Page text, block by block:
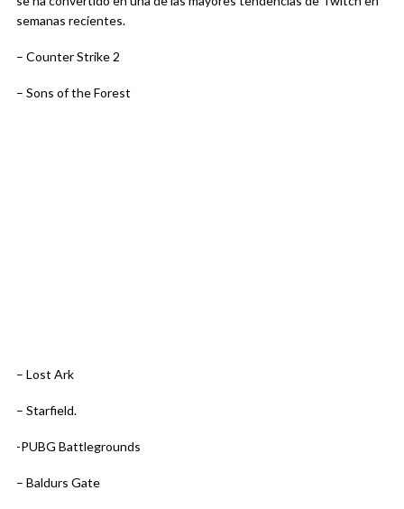
semanas recientes.
– Counter Strike 2
– Sons of the Forest
– Lost Ark
– Starfield.
-PUBG Battlegrounds
– Baldurs Gate